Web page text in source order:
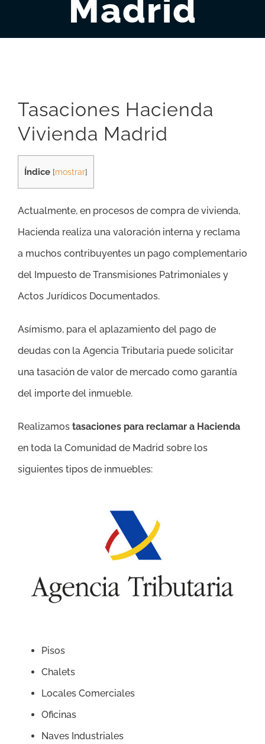
Madrid
Tasaciones Hacienda
Vivienda Madrid
Índice [mostrar]
Actualmente, en procesos de compra de vivienda,
Hacienda realiza una valoración interna y reclama
a muchos contribuyentes un pago complementario
del Impuesto de Transmisiones Patrimoniales y
Actos Jurídicos Documentados.
Asímismo, para el aplazamiento del pago de
deudas con la Agencia Tributaria puede solicitar
una tasación de valor de mercado como garantía
del importe del inmueble.
Realizamos tasaciones para reclamar a Hacienda
en toda la Comunidad de Madrid sobre los
siguientes tipos de inmuebles:
Pisos
Chalets
Locales Comerciales
Oficinas
Naves Industriales